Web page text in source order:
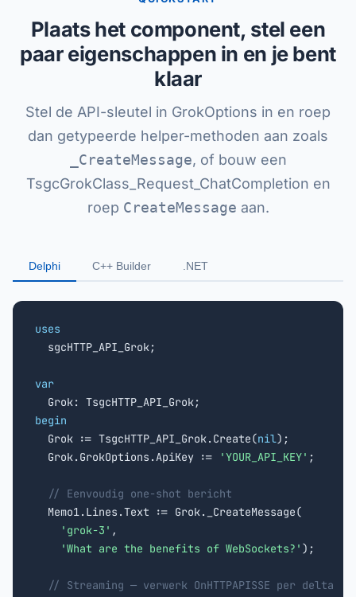
Plaats het component, stel een
paar eigenschappen in en je bent
klaar
Stel de API-sleutel in GrokOptions in en roep
dan getypeerde helper-methoden aan zoals
_CreateMessage, of bouw een
TsgcGrokClass_Request_ChatCompletion en
roep CreateMessage aan.
Delphi C++ Builder .NET
uses
sgcHTTP_API_Grok;
var
begin
Grok := TsgcHTTP_API_Grok.Create(nil);
  Grok.GrokOptions.ApiKey :=
'YOUR_API_KEY' ;
// Eenvoudig one-shot bericht
  Memo1.Lines.Text := Grok._CreateMessage(
'grok-3' ,
'What are the benefits of WebSockets?' );
// Streaming — verwerk OnHTTPAPISSE per delta